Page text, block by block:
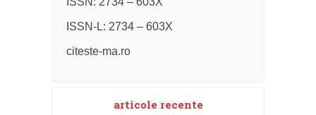
ISSN-L: 2734 – 603X
citeste-ma.ro
articole recente